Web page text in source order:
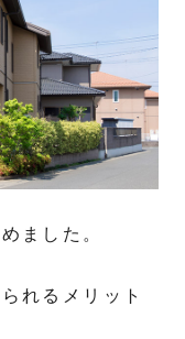
ました。
れるメリット